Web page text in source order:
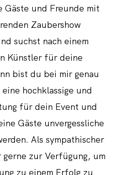
Gäste und Freunde mit
Zaubershow
suchst nach einem
Künstler für deine
bist du bei mir genau
hochklassige und
für dein Event und
Gäste unvergessliche
Als sympathischer
zur Verfügung, um
zu einem Erfolg zu